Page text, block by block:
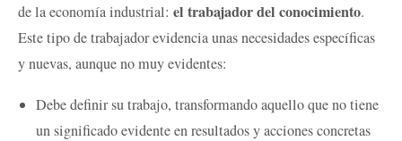
de la economía industrial: el trabajador del conocimiento.
Este tipo de trabajador evidencia unas necesidades específicas
y nuevas, aunque no muy evidentes:
Debe definir su trabajo, transformando aquello que no tiene
un significado evidente en resultados y acciones concretas